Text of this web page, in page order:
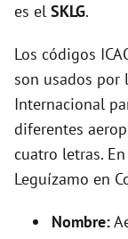
es el SKLG.
Los códigos
son usados por
Internacional
diferentes
cuatro letras.
Leguízamo en
Nombre: